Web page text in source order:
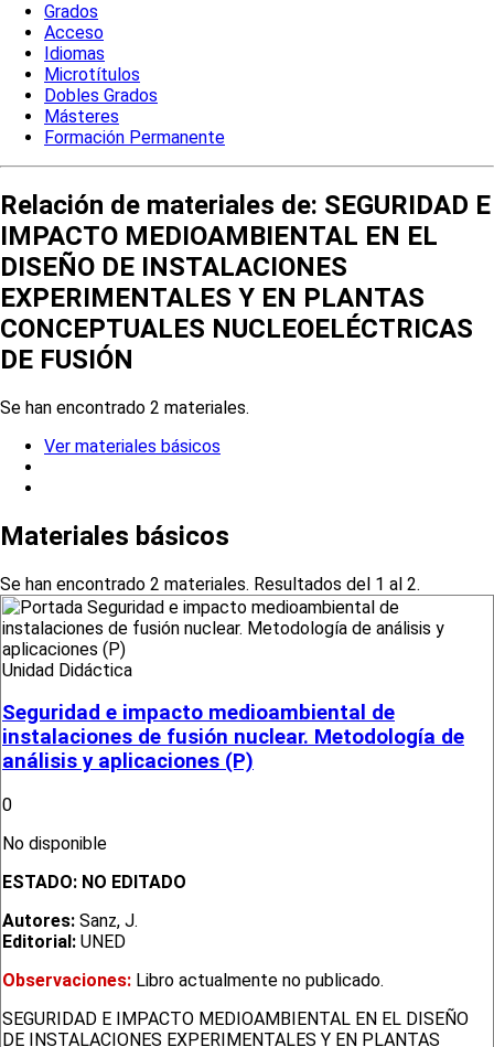
Grados
Acceso
Idiomas
Microtítulos
Dobles Grados
Másteres
Formación Permanente
Relación de materiales de: SEGURIDAD E
IMPACTO MEDIOAMBIENTAL EN EL
DISEÑO DE INSTALACIONES
EXPERIMENTALES Y EN PLANTAS
CONCEPTUALES NUCLEOELÉCTRICAS
DE FUSIÓN
Se han encontrado 2 materiales.
Ver materiales básicos
Materiales básicos
Se han encontrado 2 materiales. Resultados del 1 al 2.
Unidad Didáctica
Seguridad e impacto medioambiental de
instalaciones de fusión nuclear. Metodología de
análisis y aplicaciones (P)
0
No disponible
ESTADO: NO EDITADO
Autores: Sanz, J.
Editorial: UNED
Observaciones: Libro actualmente no publicado.
SEGURIDAD E IMPACTO MEDIOAMBIENTAL EN EL DISEÑO
DE INSTALACIONES EXPERIMENTALES Y EN PLANTAS